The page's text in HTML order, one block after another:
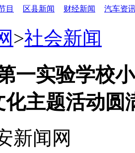
目 区县新闻 财经新闻
汽车资
>社会新闻
一实验学校
化主题活动圆
新闻网